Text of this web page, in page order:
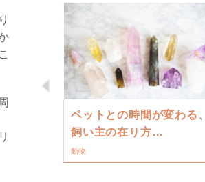
Previous
ペットとの時間が変わる、
飼い主の在り方…
動物